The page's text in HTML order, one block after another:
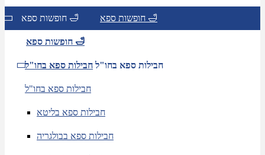
חופשות ספא 🛁 חופשות ספא 🛁
חופשות ספא 🛁
חבילות ספא בחו"ל חבילות ספא בחו"ל
חבילות ספא בחו"ל
חבילות ספא בליטא
חבילות ספא בבולגריה